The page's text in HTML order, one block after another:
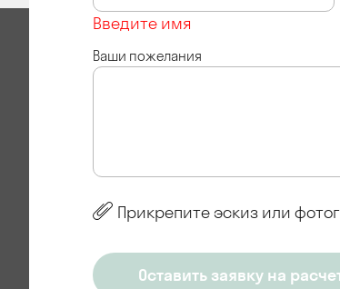
Введите имя
Ваши пожелания
Прикрепите эскиз или